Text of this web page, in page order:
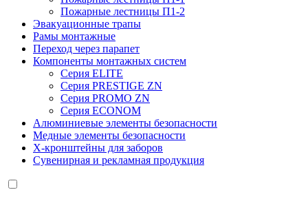
Пожарные лестницы П1-2
Эвакуационные трапы
Рамы монтажные
Переход через парапет
Компоненты монтажных систем
Серия ELITE
Серия PRESTIGE ZN
Серия PROMO ZN
Серия ECONOM
Алюминиевые элементы безопасности
Медные элементы безопасности
X-кронштейны для заборов
Сувенирная и рекламная продукция